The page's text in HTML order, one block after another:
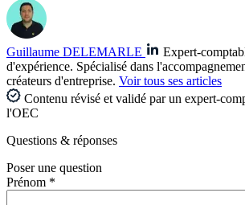
Guillaume DELEMARLE
Expert-
d'expérience. Spécialisé dans
créateurs d'entreprise. Voir tous ses articles
Contenu révisé et validé par un expert-
l'OEC
Questions & réponses
Poser une question
Prénom *